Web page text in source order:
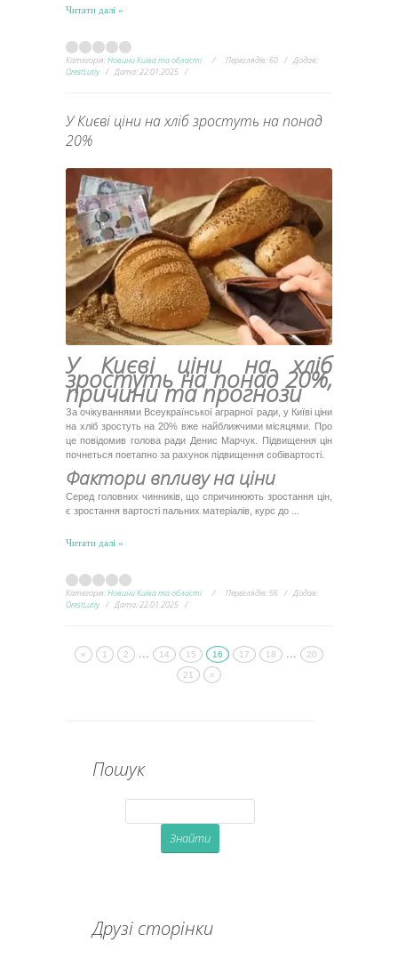
Читати далі »
Категорія:Новини Київа та області Переглядів:60
Додав:
OrestLutiy
Дата:22.01.2025
У Києві ціни на хліб зростуть на понад
20%
У Києві ціни на хліб
зростуть на понад 20%,
причини та прогнози
За очікуваннями Всеукраїнської аграрної ради, у Київі ціни
на хліб зростуть на 20% вже найближчими місяцями. Про
це повідомив голова ради Денис Марчук. Підвищення цін
почнеться поетапно за рахунок підвищення собівартості.
Фактори впливу на ціни
Серед головних чинників, що спричинюють зростання цін,
є зростання вартості пальних матеріалів, курс до
Читати далі »
Категорія:Новини Київа та області Переглядів:56
Додав:
OrestLutiy
Дата:22.01.2025
« 1 2 ... 14 15 16 17 18 ... 20
21 »
Пошук
Друзі сторінки